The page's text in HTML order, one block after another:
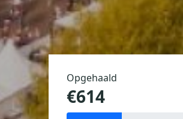
Opgehaald
€614